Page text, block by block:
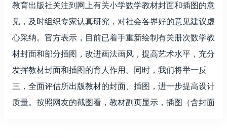
教育出版社关注到网上有关小学数学教材封面和插图的意
见，及时组织专家认真研究，对社会各界好的意见建议虚
心采纳。官方表示，目前已着手重新绘制有关册次数学教
材封面和部分插图，改进画法画风，提高艺术水平，充分
发挥教材封面和插图的育人作用。同时，我们将举一反
三，全面评估所出版教材的封面、插图，进一步提高设计
质量。按照网友的截图看，教材副页显示，插图（含封面